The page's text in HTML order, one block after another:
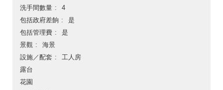
洗手間數量
4
包括政府差餉
是
包括管理費
是
景觀
海景
設施／配套
工人房
露台
花園